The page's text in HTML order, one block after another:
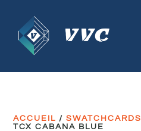
ACCUEIL /SWATCHCARDS
TCX CABANA BLUE